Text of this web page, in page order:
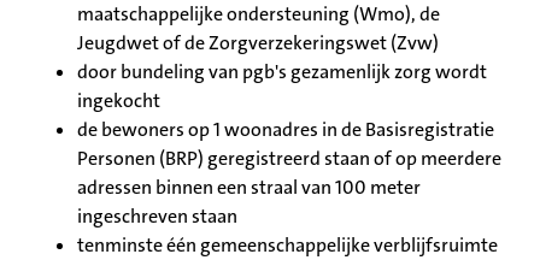
maatschappelijke ondersteuning (Wmo), de
Jeugdwet of de Zorgverzekeringswet (Zvw)
door bundeling van pgb's gezamenlijk zorg wordt
ingekocht
de bewoners op 1 woonadres in de Basisregistratie
Personen (BRP) geregistreerd staan of op meerdere
adressen binnen een straal van 100 meter
ingeschreven staan
tenminste één gemeenschappelijke verblijfsruimte